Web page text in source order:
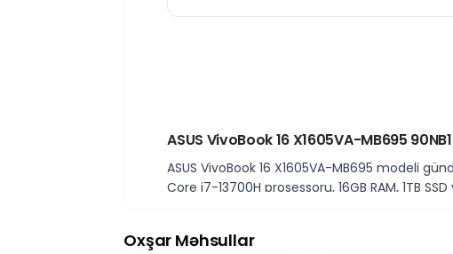
ASUS VivoBook 16 X1605VA-MB695
ASUS VivoBook 16 X1605VA-MB695 modeli
Core i7-13700H prosessoru, 16GB RAM, 1TB
Oxşar Məhsullar